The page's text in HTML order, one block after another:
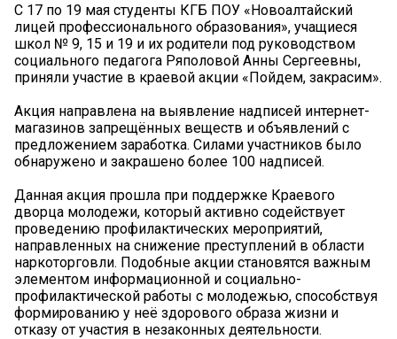
С 17 по 19 мая студенты КГБ ПОУ «Новоалтайский
лицей профессионального образования», учащиеся
школ № 9, 15 и 19 и их родители под руководством
социального педагога Ряполовой Анны Сергеевны,
приняли участие в краевой акции «Пойдем, закрасим».
Акция направлена на выявление надписей интернет-
магазинов запрещённых веществ и объявлений с
предложением заработка. Силами участников было
обнаружено и закрашено более 100 надписей. ️
Данная акция прошла при поддержке Краевого
дворца молодежи, который активно содействует
проведению профилактических мероприятий,
направленных на снижение преступлений в области
наркоторговли. Подобные акции становятся важным
элементом информационной и социально-
профилактической работы с молодежью, способствуя
формированию у неё здорового образа жизни и
отказу от участия в незаконных деятельности.